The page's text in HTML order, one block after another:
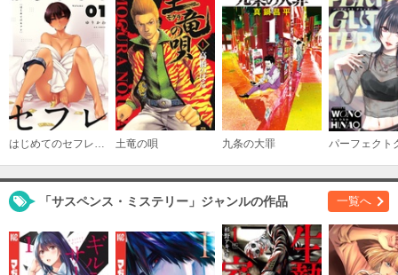
土竜の唄 九条の大罪
「サスペンス・ミステリー」ジャンルの作品 一覧へ